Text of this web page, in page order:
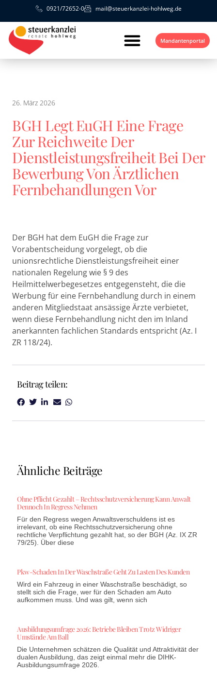
0921/72652-0 mail@steuerkanzlei-hohlweg.de
Mandantenportal
26. März 2026
BGH Legt EuGH Eine Frage
Zur Reichweite Der
Dienstleistungsfreiheit Bei Der
Bewerbung Von Ärztlichen
Fernbehandlungen Vor
Der BGH hat dem EuGH die Frage zur
Vorabentscheidung vorgelegt, ob die
unionsrechtliche Dienstleistungsfreiheit einer
nationalen Regelung wie § 9 des
Heilmittelwerbegesetzes entgegensteht, die die
Werbung für eine Fernbehandlung durch in einem
anderen Mitgliedstaat ansässige Ärzte verbietet,
wenn diese Fernbehandlung nicht den im Inland
anerkannten fachlichen Standards entspricht (Az. I
ZR 118/24).
Beitrag teilen:
Ähnliche Beiträge
Ohne Pflicht Gezahlt – Rechtsschutzversicherung Kann Anwalt
Dennoch In Regress Nehmen
Für den Regress wegen Anwaltsverschuldens ist es
irrelevant, ob eine Rechtsschutzversicherung ohne
rechtliche Verpflichtung gezahlt hat, so der BGH (Az. IX ZR
79/25). Über diese
Pkw-Schaden In Der Waschstraße Geht Zu Lasten Des Kunden
Wird ein Fahrzeug in einer Waschstraße beschädigt, so
stellt sich die Frage, wer für den Schaden am Auto
aufkommen muss. Und was gilt, wenn sich
Ausbildungsumfrage 2026: Betriebe Bleiben Trotz Widriger
Umstände Am Ball
Die Unternehmen schätzen die Qualität und Attraktivität der
dualen Ausbildung, das zeigt einmal mehr die DIHK-
Ausbildungsumfrage 2026.